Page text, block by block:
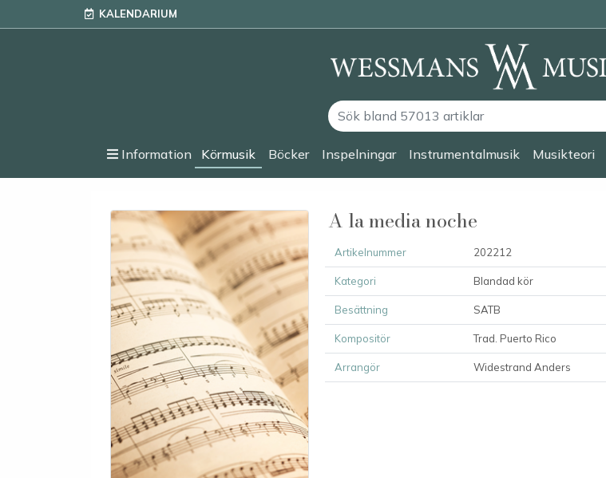
KALENDARIUM
Information Körmusik Böcker Inspelningar Instrumentalmusik Musikteori
A la media noche
Artikelnummer 202212
Kategori Blandad kör
Besättning SATB
Kompositör Trad. Puerto Rico
Arrangör Widestrand Anders